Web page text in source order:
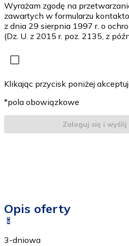
Wyrażam zgodę na
zawartych w formularzu
z dnia 29 sierpnia 1997 r. o
(Dz. U. z 2015 r. poz. 2135, z
Klikając przycisk poniżej
*pola obowiązkowe
Zaloguj się i
Opis oferty
3-dniowa